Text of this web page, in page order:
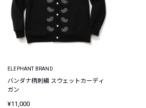
ELEPHANT BRAND
バンダナ柄刺繍 スウェットカーディ
ガン
¥11,000